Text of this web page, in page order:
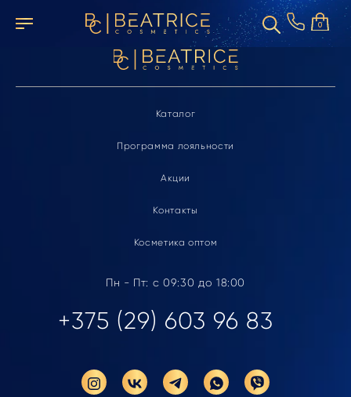
0
Элемент не найден
Каталог
Программа лояльности
Акции
Контакты
Косметика оптом
Пн - Пт: с 09:30 до 18:00
+375 (29) 603 96 83